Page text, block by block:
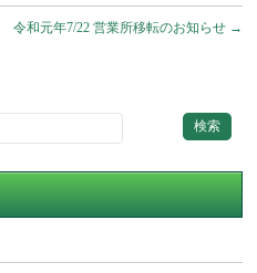
令和元年7/22 営業所移転のお知らせ →